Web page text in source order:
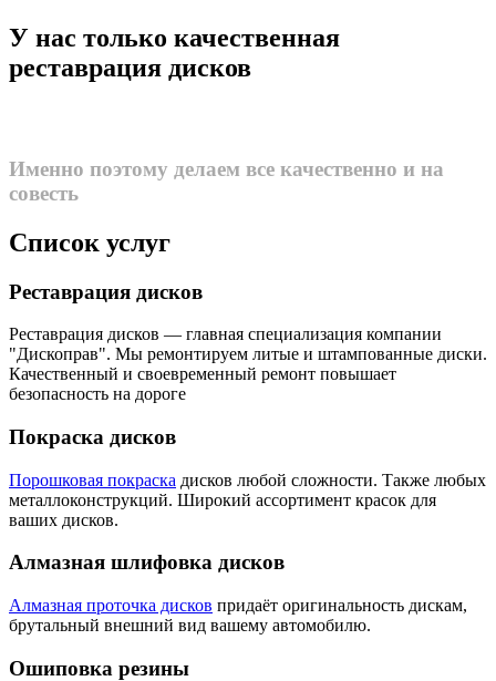
У нас только качественная
реставрация дисков
Именно поэтому делаем все качественно и на
совесть
Список услуг
Реставрация дисков
Реставрация дисков — главная специализация компании
"Дископрав". Мы ремонтируем литые и штампованные диски.
Качественный и своевременный ремонт повышает
безопасность на дороге
Покраска дисков
Порошковая покраска дисков любой сложности. Также любых
металлоконструкций. Широкий ассортимент красок для
ваших дисков.
Алмазная шлифовка дисков
Алмазная проточка дисков придаёт оригинальность дискам,
брутальный внешний вид вашему автомобилю.
Ошиповка резины